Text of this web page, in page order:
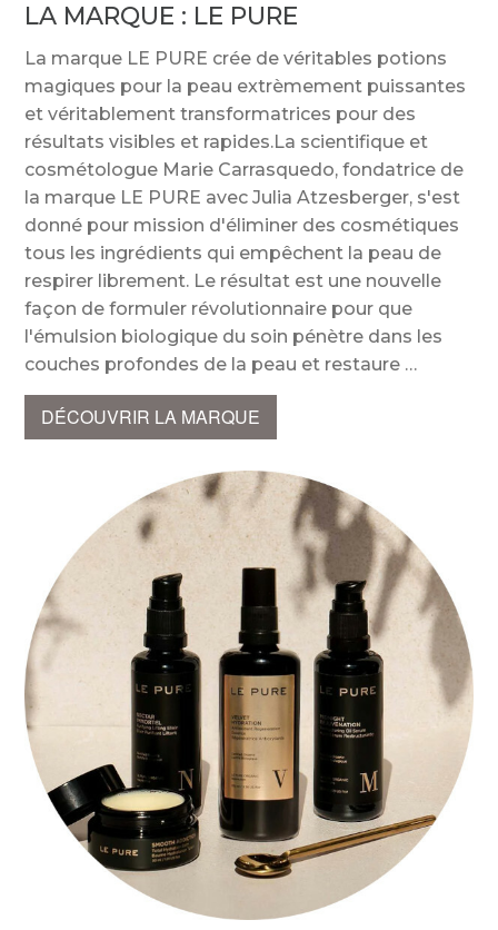
LA MARQUE : LE PURE
La marque LE PURE crée de véritables potions
magiques pour la peau extrèmement puissantes
et véritablement transformatrices pour des
résultats visibles et rapides.La scientifique et
cosmétologue Marie Carrasquedo, fondatrice de
la marque LE PURE avec Julia Atzesberger, s'est
donné pour mission d'éliminer des cosmétiques
tous les ingrédients qui empêchent la peau de
respirer librement. Le résultat est une nouvelle
façon de formuler révolutionnaire pour que
l'émulsion biologique du soin pénètre dans les
couches profondes de la peau et restaure
DÉCOUVRIR LA MARQUE